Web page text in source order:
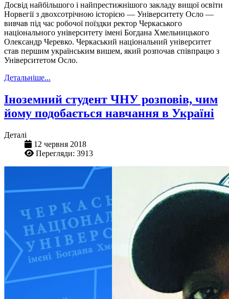
Досвід найбільшого і найпрестижнішого закладу вищої освіти
Норвегії з двохсотрічною історією — Університету Осло —
вивчав під час робочої поїздки ректор Черкаського
національного університету імені Богдана Хмельницького
Олександр Черевко. Черкаський національний університет
став першим українським вишем, який розпочав співпрацю з
Університетом Осло.
Детальніше...
Іноземний студент ЧНУ розповів, чим
йому подобається навчання в Україні
Деталі
12 червня 2018
Перегляди: 3913